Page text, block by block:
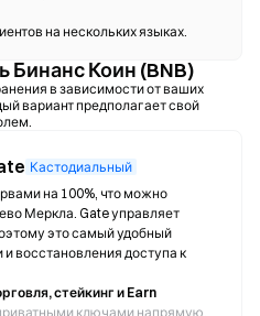
на нескольких языках.
Бинанс Коин (BNB)
в зависимости от ваших
вариант предполагает свой
Кастодиальный
на 100%, что можно
Меркла. Gate управляет
это самый удобный
и восстановления доступа к
стейкинг и Earn
ключами напрямую.